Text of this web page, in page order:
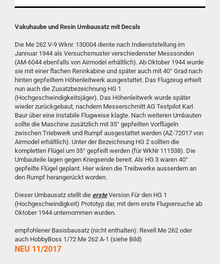
Vakuhaube und Resin Umbausatz mit Decals
Die Me 262 V-9 Wknr. 130004 diente nach Indienststellung im
Jannuar 1944 als Versuchsmuster verschiedenster Messsonden
(AM-6044 ebenfalls von Airmodel erhältlich). Ab Oktober 1944 wurde
sie mit einer flachen Rennkabine und später auch mit 40° Grad nach
hinten gepfeiltem Höhenleitwerk ausgestattet. Das Flugzeug erhielt
nun auch die Zusatzbezeichnung HG 1
(Hochgeschwindigkeitsjäger). Das Höhenleitwerk wurde später
wieder zurückgebaut, nachdem Messerschmitt AG Testpilot Karl
Baur über eine instabile Flugweise klagte. Nach weiteren Umbauten
sollte die Maschine zusätzlich mit 35° gepfeilten Vorflügeln
zwischen Triebwerk und Rumpf ausgestattet werden (AZ-72017 von
Airmodel erhältlich). Unter der Bezeichnung HG 2 sollten die
kompletten Flügel um 35° gepfeilt werden (für WkNr 111538). Die
Umbauteile lagen gegen Kriegsende bereit. Als HG 3 waren 40°
gepfeilte Flügel geplant. Hier wären die Treibwerke ausserdem an
den Rumpf herangerückt worden.
Dieser Umbausatz stellt die ersteVersion Für den HG 1
(Hochgeschwindigkeit) Prototyp dar, mit dem erste Flugversuche ab
Oktober 1944 unternommen wurden.
empfohlener Basisbausatz (nicht enthalten): Revell Me 262 oder
auch HobbyBoss 1/72 Me 262 A-1 (siehe Bild)
NEU 11/2017